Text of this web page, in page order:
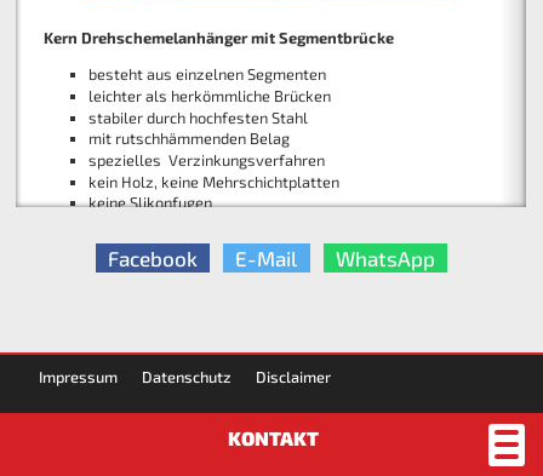
Kern Drehschemelanhänger mit Segmentbrücke
besteht aus einzelnen Segmenten
leichter als herkömmliche Brücken
stabiler durch hochfesten Stahl
mit rutschhämmenden Belag
spezielles Verzinkungsverfahren
kein Holz, keine Mehrschichtplatten
keine Slikonfugen
Kern Radladerbox
mit Frontklappe
Breite 2480 mm
Länge 2000 mm
Höhe 900 mm
Facebook E-Mail WhatsApp
Impressum Datenschutz Disclaimer